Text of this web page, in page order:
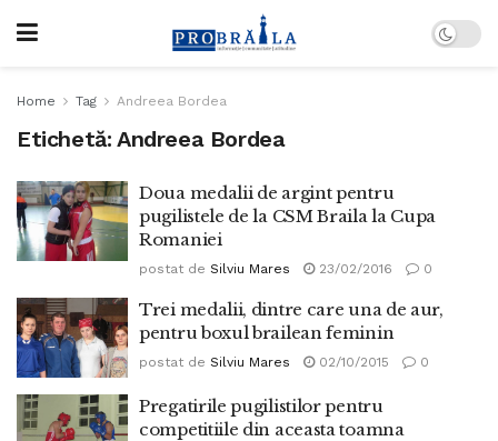
Home Tag Andreea Bordea
Etichetă: Andreea Bordea
Doua medalii de argint pentru
pugilistele de la CSM Braila la Cupa
Romaniei
postat de Silviu Mares 23/02/2016 0
Trei medalii, dintre care una de aur,
pentru boxul brailean feminin
postat de Silviu Mares 02/10/2015 0
Pregatirile pugilistilor pentru
competitiile din aceasta toamna